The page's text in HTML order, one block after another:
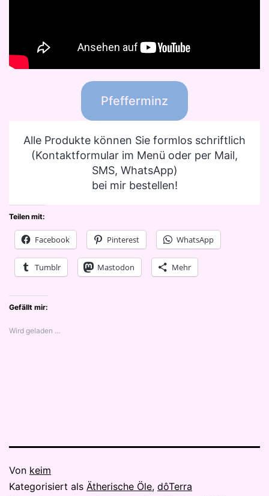
Pfefferminz
Alle Produkte können Sie formlos schriftlich
(Kontaktformular im Menü oder per Mail,
SMS, WhatsApp)
bei mir bestellen!
Teilen mit:
Facebook Pinterest WhatsApp
Tumblr Mastodon Mehr
Gefällt mir:
Wird geladen …
Veröffentlicht
am
Von keim
Kategorisiert als Ätherische Öle, dôTerra